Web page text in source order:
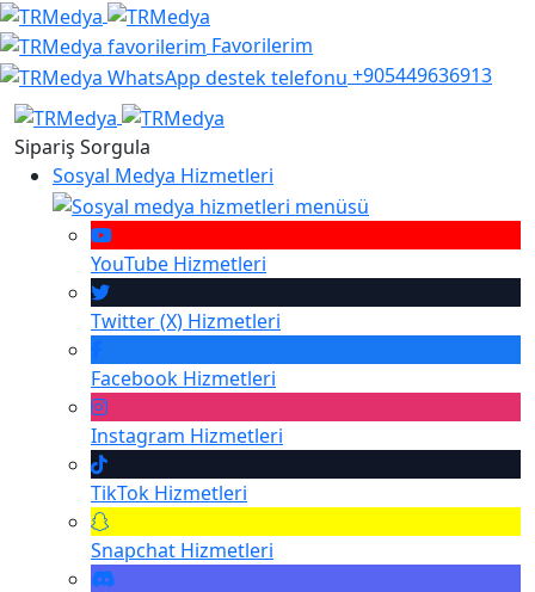
Favorilerim
+905449636913
Sipariş Sorgula
Sosyal Medya Hizmetleri
YouTube Hizmetleri
Twitter (X) Hizmetleri
Facebook Hizmetleri
Instagram Hizmetleri
TikTok Hizmetleri
Snapchat Hizmetleri